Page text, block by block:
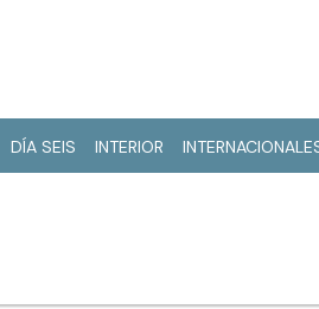
DÍA SEIS INTERIOR